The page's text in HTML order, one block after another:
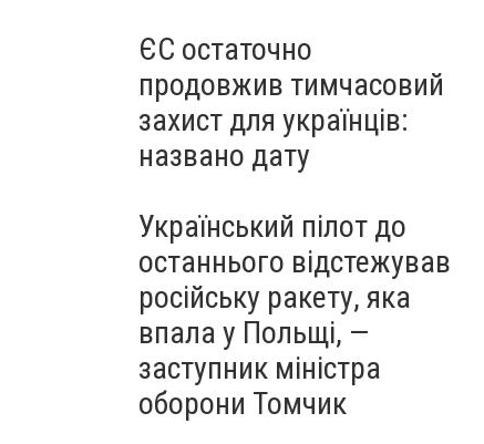
ЄС остаточно
продовжив тимчасовий
захист для українців:
названо дату
Український пілот до
останнього відстежував
російську ракету, яка
впала у Польщі, —
заступник міністра
оборони Томчик